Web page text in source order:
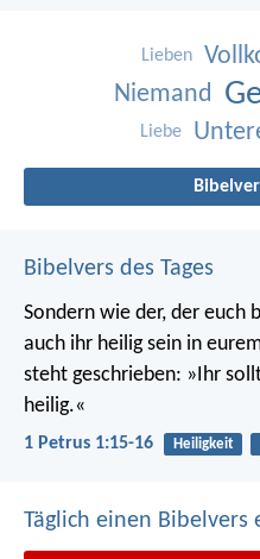
Lieben
Niemand
Liebe
Bibelvers des Tages
Sondern wie der, der euch
auch ihr heilig sein in
steht geschrieben: »Ihr
heilig.«
1 Petrus 1:15-16 Heiligkeit
Täglich einen Bibelvers